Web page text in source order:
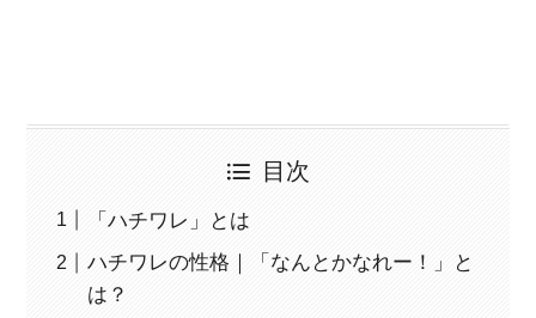
目次
「ハチワレ」とは
ハチワレの性格｜「なんとかなれー！」と
は？